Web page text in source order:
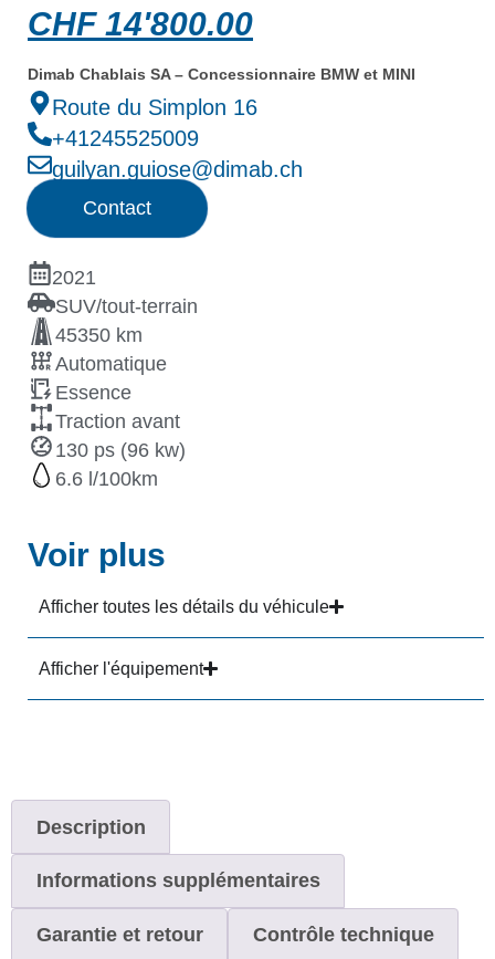
CHF14'800.00
Dimab Chablais SA – Concessionnaire BMW et MINI
Route du Simplon 16
+41245525009
guilyan.guiose@dimab.ch
Contact
2021
SUV/tout-terrain
45350 km
Automatique
Essence
Traction avant
130 ps (96 kw)
6.6
Voir plus
Afficher toutes les détails du véhicule
Afficher l'équipement
Description
Informations supplémentaires
Garantie et retour Contrôle technique